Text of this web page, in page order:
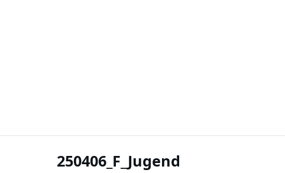
250406_F_Jugend